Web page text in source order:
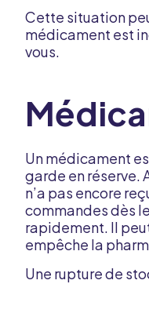
Cette situation
médicament est
vous.
Un médicament
garde en réserve.
n’a pas encore
commandes dès
rapidement. Il
empêche la
Une rupture de